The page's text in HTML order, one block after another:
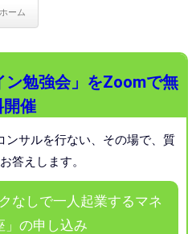
ホーム
ン勉強会」をZoomで無
開催
サルを行ない、 その場で、質
答えします。
なしで一人起業するマネ
」の申し込み